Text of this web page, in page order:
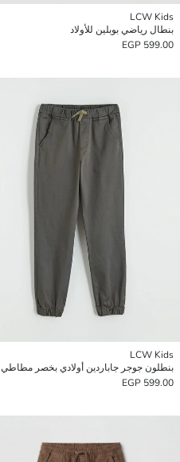
LCW Kids
بنطال رياضي بوبلين للأولاد
599.00 EGP
LCW Kids
بنطلون جوجر جاباردين أولادي بخصر مطاطي
599.00 EGP